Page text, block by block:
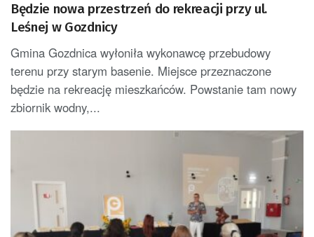
Będzie nowa przestrzeń do rekreacji przy ul.
Leśnej w Gozdnicy
Gmina Gozdnica wyłoniła wykonawcę przebudowy
terenu przy starym basenie. Miejsce przeznaczone
będzie na rekreację mieszkańców. Powstanie tam nowy
zbiornik wodny,...